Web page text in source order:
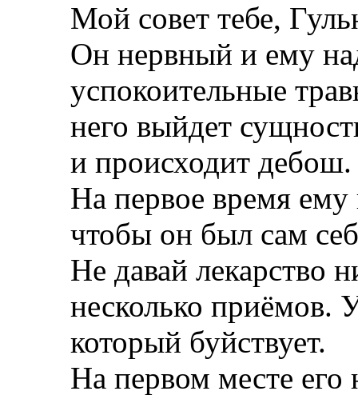
Мой совет тебе,
Он нервный и ему
успокоительные
него выйдет
и происходит дебош.
На первое время ему
чтобы он был сам
Не давай лекарство
несколько приёмов.
который буйствует.
На первом месте